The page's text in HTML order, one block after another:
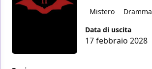
Mistero Dramma
Data di uscita
17 febbraio 2028